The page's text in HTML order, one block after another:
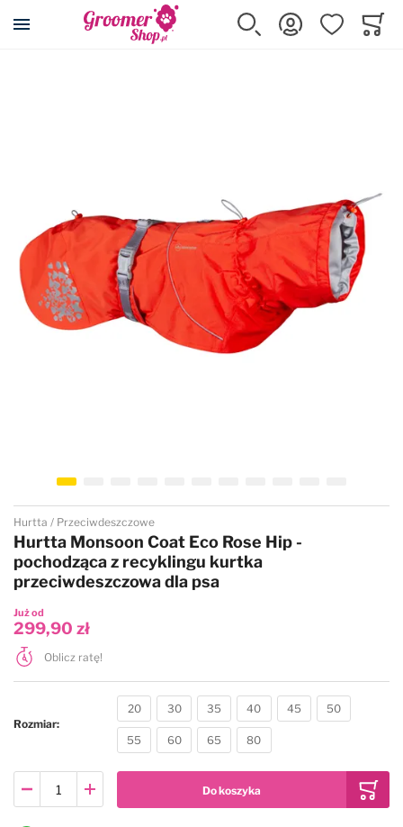
Przejdź na stronę główną
Szukaj Zaloguj sięUlubione
Przejdź na początek galerii
Hurtta Przeciwdeszczowe
Hurtta Monsoon Coat Eco Rose Hip -
pochodząca z recyklingu kurtka
przeciwdeszczowa dla psa
Już od
299,90 zł
Oblicz ratę!
Rozmiar
20 30 35 40 45 50
55 60 65 80